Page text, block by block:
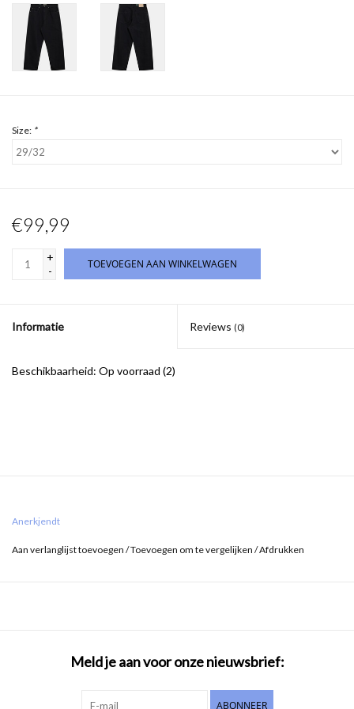
Size: *
€99,99
+
-
TOEVOEGEN AAN WINKELWAGEN
Informatie Reviews (0)
Beschikbaarheid: Op voorraad (2)
Anerkjendt
Aan verlanglijst toevoegen /Toevoegen om te vergelijken /Afdrukken
Meld je aan voor onze nieuwsbrief:
ABONNEER